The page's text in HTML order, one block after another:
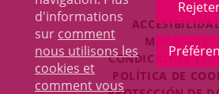
d'informations
sur comment
nous utilisons les
cookies et
comment vous
UNA
EXTERNA.
A
UNA
MAPA WEB
CONDICIONES
POLÍTICA DE